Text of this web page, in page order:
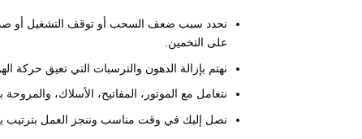
نحدد سبب ضعف السحب أو توقف التشغيل أو
على التخمين.
نهتم بإزالة الدهون والترسبات التي تعيق حركة
نتعامل مع الموتور، المفاتيح، الأسلاك،
نصل إليك في وقت مناسب وننجز العمل بترتيب